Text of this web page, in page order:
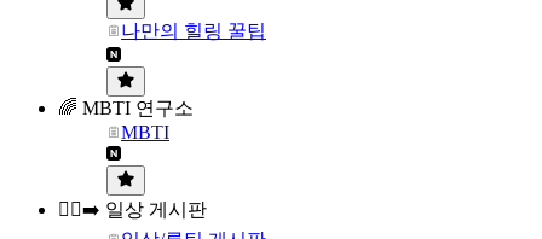
나만의 힐링 꿀팁
🌈 MBTI 연구소
MBTI
🏃‍♀️‍➡️ 일상 게시판